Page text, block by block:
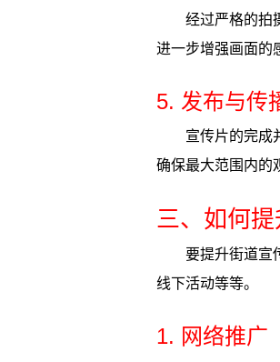
经过严格的拍
进一步增强画面的
5. 发布与传
宣传片的完成
确保最大范围内的
三、如何
要提升街道宣
线下活动等等。
1. 网络推广